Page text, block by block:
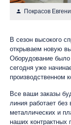
Покрасов
В сезон высокого
открываем новую
Оборудование было
сегодня уже
производственном
Все ваши заказы
линия работает
металлических и
наших контрактных